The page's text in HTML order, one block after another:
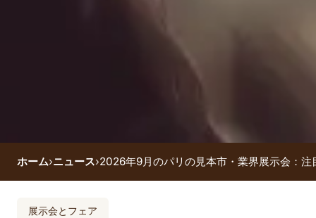
ホーム›ニュース›2026年9月のパリの見本市・業界展示会：注
展示会とフェア